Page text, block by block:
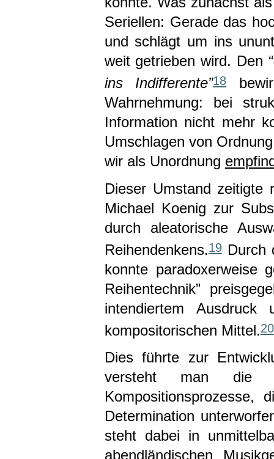
Seriellen: Gerade das
und schlägt um ins
weit getrieben wird. Den
ins Indifferente”18
Wahrnehmung: bei
Information nicht mehr
Umschlagen von
wir als Unordnung
Dieser Umstand zeitigte
Michael Koenig zur
durch aleatorische
Reihendenkens.19Durch
konnte paradoxerweise
Reihentechnik”
intendiertem
kompositorischen Mittel.20
Dies führte zur
versteht man die
Kompositionsprozesse,
Determination
steht dabei in
abendländischen